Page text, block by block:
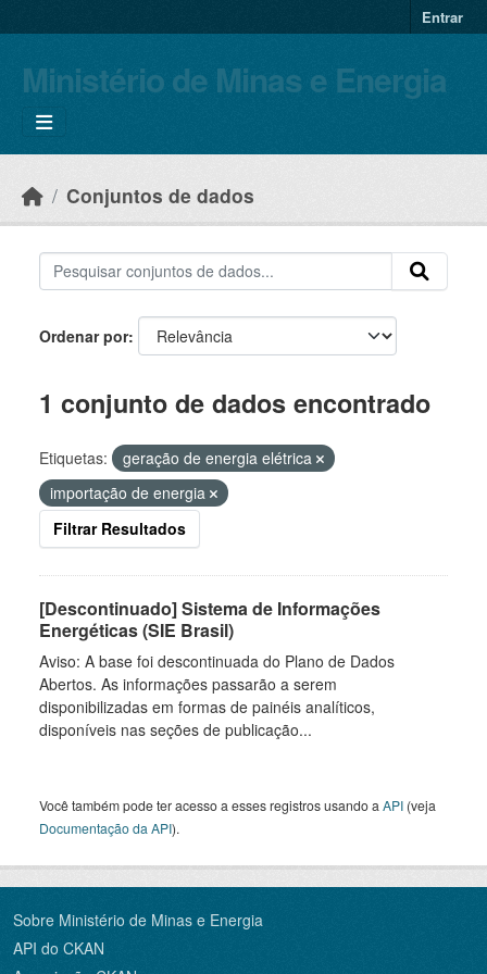
Entrar
Ministério de Minas e Energia
Conjuntos de dados
Ordenar por
1 conjunto de dados encontrado
Etiquetas:
geração de energia elétrica
importação de energia
Filtrar Resultados
[Descontinuado] Sistema de Informações
Energéticas (SIE Brasil)
Aviso: A base foi descontinuada do Plano de Dados
Abertos. As informações passarão a serem
disponibilizadas em formas de painéis analíticos,
disponíveis nas seções de publicação...
Você também pode ter acesso a esses registros usando a API (veja
Documentação da API).
Sobre Ministério de Minas e Energia
API do CKAN